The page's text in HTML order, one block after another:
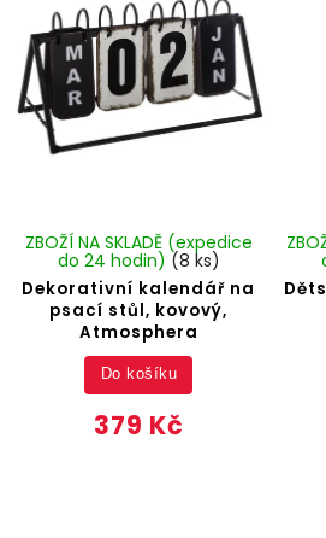
Dekorativní kalendář na
psací stůl, kovový,
Atmosphera
ZBOŽÍ NA SKLADĚ (expedice
do 24 hodin) (8 ks)
379 Kč
Do košíku